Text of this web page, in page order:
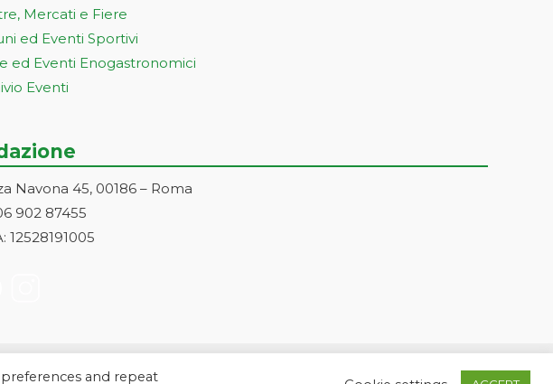
Mercati e Fiere
ed Eventi Sportivi
ed Eventi Enogastronomici
Eventi
Navona 45, 00186 – Roma
902 87455
12528191005
| PI e CF: 12528191005 | markonetsrl@pec.it |
and repeat